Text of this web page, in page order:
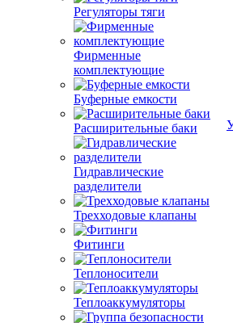
Регуляторы тяги
Фирменные
комплектующие
Буферные емкости
Расширительные баки
Гидравлические
разделители
Трехходовые клапаны
Фитинги
Теплоносители
Теплоаккумуляторы